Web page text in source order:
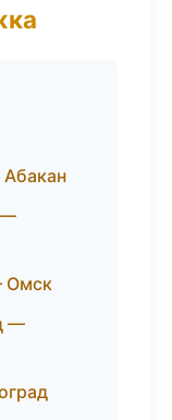
—
Омск
—